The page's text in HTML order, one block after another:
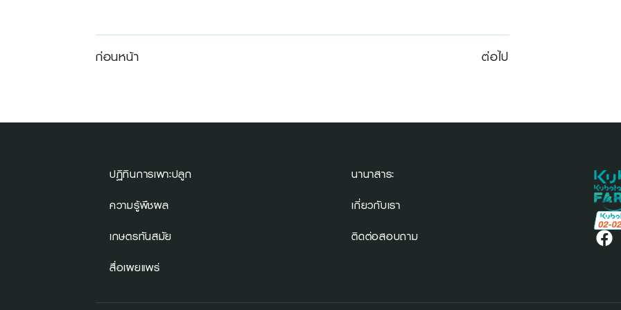
ก่อนหน้า ต่อไป
ปฏิทินการเพาะปลูก
ความรู้พืชผล
เกษตรทันสมัย
สื่อเผยแพร่
นานาสาระ
เกี่ยวกับเรา
ติดต่อสอบถาม